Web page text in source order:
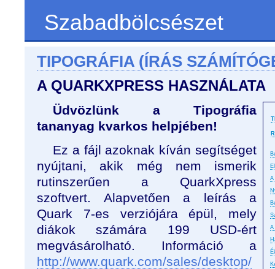
Szabadbölcsészet
TIPOGRÁFIA (ÍRÁS
A QUARKXPRESS HASZNÁLATA
A
A
Üdvözlünk a Tipográfia
tananyag kvarkos helpjében!
Ez a fájl azoknak kíván segítséget
nyújtani, akik még nem ismerik
rutinszerűen a QuarkXpress
szoftvert. Alapvetően a leírás a
Quark 7-es verziójára épül, mely
diákok számára 199 USD-ért
megvásárolható. Információ a
http://www.quark.com/sales/desktop/